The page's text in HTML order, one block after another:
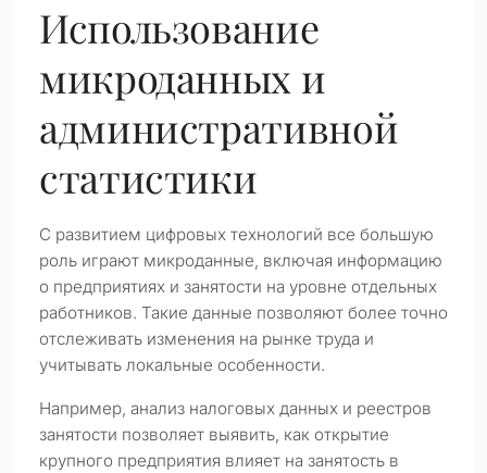
Использование
микроданных и
административной
статистики
С развитием цифровых технологий все большую
роль играют микроданные, включая информацию
о предприятиях и занятости на уровне отдельных
работников. Такие данные позволяют более точно
отслеживать изменения на рынке труда и
учитывать локальные особенности.
Например, анализ налоговых данных и реестров
занятости позволяет выявить, как открытие
крупного предприятия влияет на занятость в